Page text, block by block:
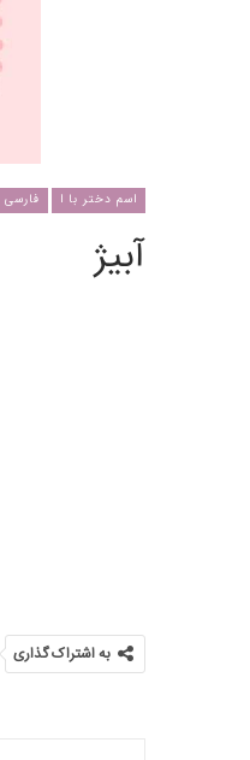
اسم دختر با ا فارسی
آبیژ
به اشتراک گذاری